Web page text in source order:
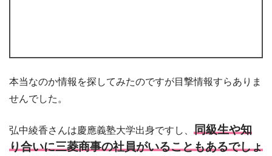
本当なのか情報を探してみたのですが目撃情報すらありま
せんでした。
弘中綾香さんは慶應義塾大学出身ですし、 同級生や知
り合いに三菱商事の社員がいることもあるでしょ